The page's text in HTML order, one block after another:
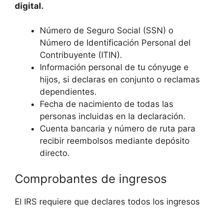
digital.
Número de Seguro Social (SSN) o
Número de Identificación Personal del
Contribuyente (ITIN).
Información personal de tu cónyuge e
hijos, si declaras en conjunto o reclamas
dependientes.
Fecha de nacimiento de todas las
personas incluidas en la declaración.
Cuenta bancaria y número de ruta para
recibir reembolsos mediante depósito
directo.
Comprobantes de ingresos
El IRS requiere que declares todos los ingresos